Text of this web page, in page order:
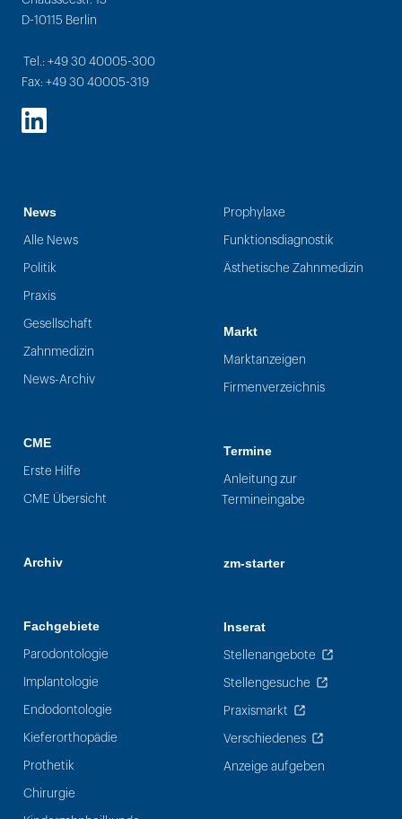
D-10115 Berlin
Tel.: +49 30 40005-300
Fax: +49 30 40005-319
LinkedIn
News
Alle News
Politik
Praxis
Gesellschaft
Zahnmedizin
News-Archiv
CME
Erste Hilfe
CME Übersicht
Archiv
Fachgebiete
Parodontologie
Implantologie
Endodontologie
Kieferorthopädie
Prothetik
Chirurgie
Prophylaxe
Funktionsdiagnostik
Ästhetische Zahnmedizin
Markt
Marktanzeigen
Firmenverzeichnis
Termine
Anleitung zur
Termineingabe
zm-starter
Inserat
Stellenangebote
Stellengesuche
Praxismarkt
Verschiedenes
Anzeige aufgeben